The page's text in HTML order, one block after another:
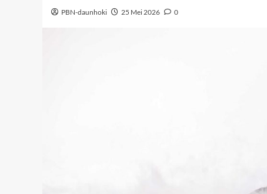
PBN-daunhoki 25 Mei 2026 0